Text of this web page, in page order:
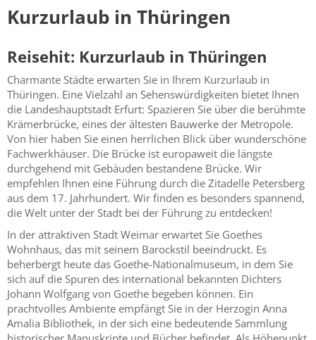
Kurzurlaub in Thüringen
Reisehit: Kurzurlaub in Thüringen
Charmante Städte erwarten Sie in Ihrem Kurzurlaub in
Thüringen. Eine Vielzahl an Sehenswürdigkeiten bietet Ihnen
die Landeshauptstadt Erfurt: Spazieren Sie über die berühmte
Krämerbrücke, eines der ältesten Bauwerke der Metropole.
Von hier haben Sie einen herrlichen Blick über wunderschöne
Fachwerkhäuser. Die Brücke ist europaweit die längste
durchgehend mit Gebäuden bestandene Brücke. Wir
empfehlen Ihnen eine Führung durch die Zitadelle Petersberg
aus dem 17. Jahrhundert. Wir finden es besonders spannend,
die Welt unter der Stadt bei der Führung zu entdecken!
In der attraktiven Stadt Weimar erwartet Sie Goethes
Wohnhaus, das mit seinem Barockstil beeindruckt. Es
beherbergt heute das Goethe-Nationalmuseum, in dem Sie
sich auf die Spuren des international bekannten Dichters
Johann Wolfgang von Goethe begeben können. Ein
prachtvolles Ambiente empfängt Sie in der Herzogin Anna
Amalia Bibliothek, in der sich eine bedeutende Sammlung